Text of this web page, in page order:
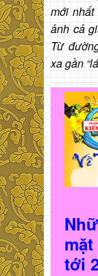
mới
ảnh cả
Từ
xa gần
tới